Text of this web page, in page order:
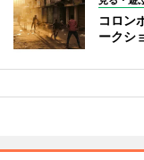
コロン
ークシ